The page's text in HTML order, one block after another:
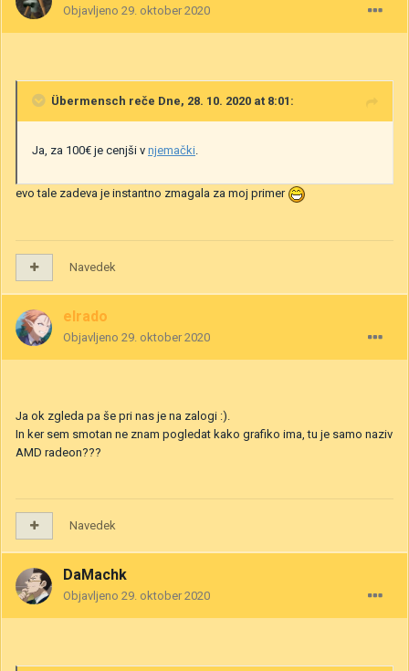
Objavljeno 29. oktober 2020
Übermensch reče Dne, 28. 10. 2020 at 8:01:
Ja, za 100€ je cenjši v njemački.
evo tale zadeva je instantno zmagala za moj primer
Navedek
elrado
Objavljeno 29. oktober 2020
Ja ok zgleda pa še pri nas je na zalogi :).
In ker sem smotan ne znam pogledat kako grafiko ima, tu je samo naziv
AMD radeon???
Navedek
DaMachk
Objavljeno 29. oktober 2020